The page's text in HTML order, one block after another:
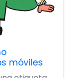
móviles